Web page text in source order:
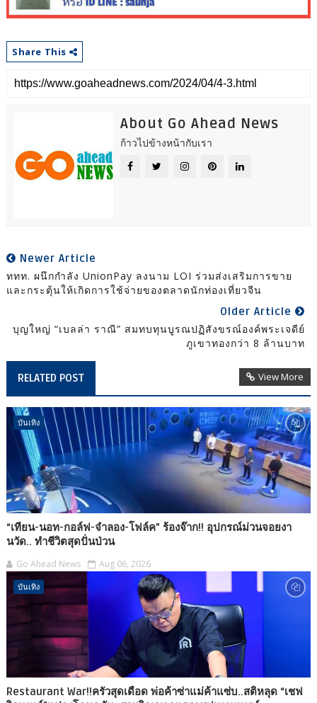
Share This
About Go Ahead News
ก้าวไปข้างหน้ากับเรา
Newer Article
ททท. ผนึกกำลัง UnionPay ลงนาม LOI ร่วมส่งเสริมการขาย
และกระตุ้นให้เกิดการใช้จ่ายของตลาดนักท่องเที่ยวจีน
Older Article
บุญใหญ่ “เบลล่า ราณี” สมทบทุนบูรณปฏิสังขรณ์องค์พระเจดีย์
ภูเขาทองกว่า 8 ล้านบาท
RELATED POST View More
บันเทิง
“เทียน-นอท-กอล์ฟ-จำลอง-โฟล์ค” ร้องจ๊าก!! อุปกรณ์ม่วนจอยงา
นวัด.. ทำชีวิตสุดปั่นป่วน
Go Ahead News Aug 06, 2026
บันเทิง
Restaurant War!!ครัวสุดเดือด พ่อค้าซ่าแม่ค้าแซ่บ..สติหลุด “เชฟ